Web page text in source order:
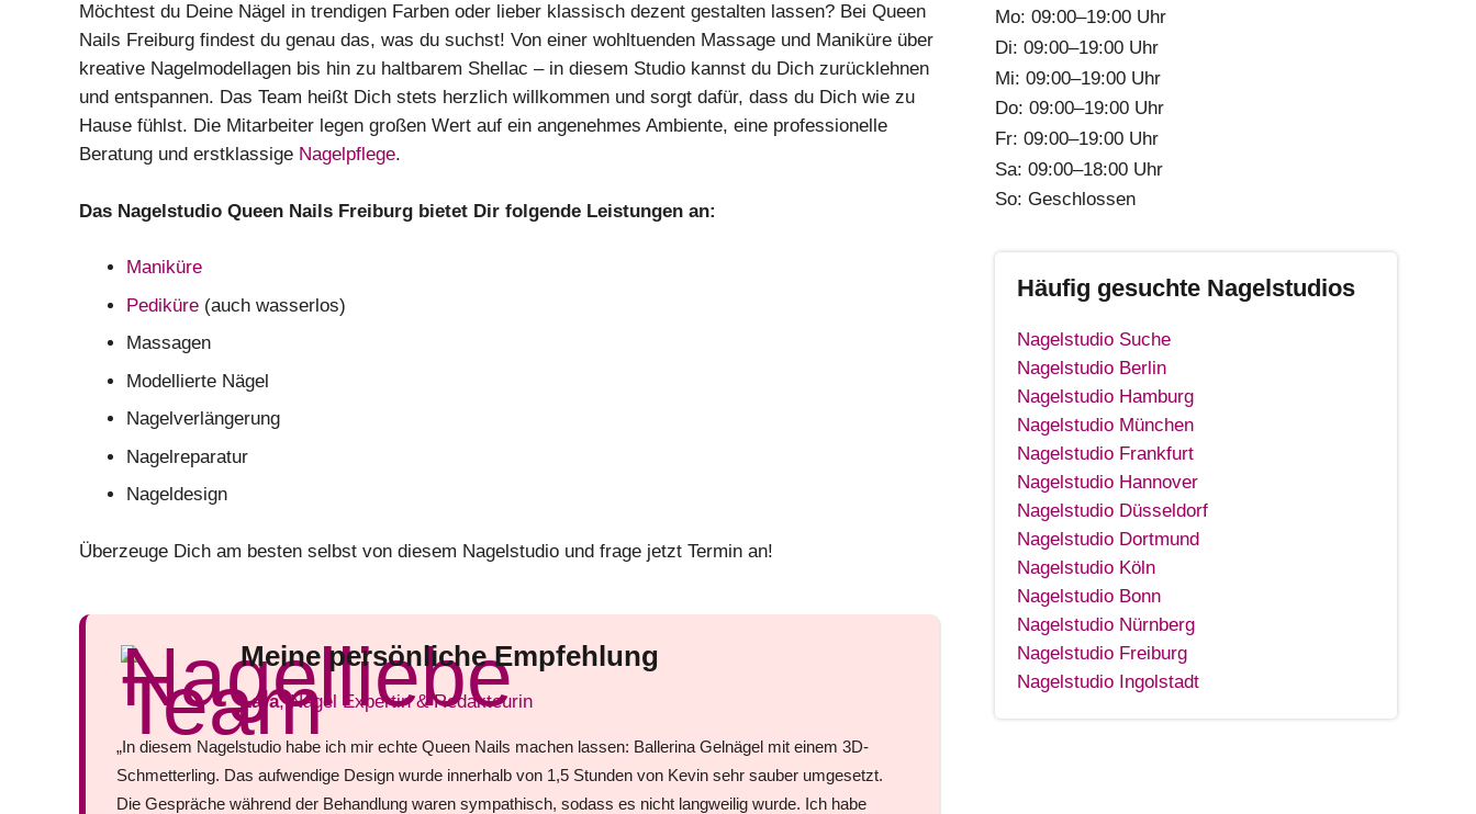
Möchtest du Deine Nägel in trendigen Farben oder lieber klassisch dezent gestalten lassen? Bei Queen
Nails Freiburg findest du genau das, was du suchst! Von einer wohltuenden Massage und Maniküre über
kreative Nagelmodellagen bis hin zu haltbarem Shellac – in diesem Studio kannst du Dich zurücklehnen
und entspannen. Das Team heißt Dich stets herzlich willkommen und sorgt dafür, dass du Dich wie zu
Hause fühlst. Die Mitarbeiter legen großen Wert auf ein angenehmes Ambiente, eine professionelle
Beratung und erstklassige Nagelpflege.
Das Nagelstudio Queen Nails Freiburg bietet Dir folgende Leistungen an:
Maniküre
Pediküre(auch wasserlos)
Massagen
Modellierte Nägel
Nagelverlängerung
Nagelreparatur
Nageldesign
Überzeuge Dich am besten selbst von diesem Nagelstudio und frage jetzt Termin an!
Meine persönliche Empfehlung
Lara, Nagel Expertin & Redakteurin
„In diesem Nagelstudio habe ich mir echte Queen Nails machen lassen: Ballerina Gelnägel mit einem 3D-
Schmetterling. Das aufwendige Design wurde innerhalb von 1,5 Stunden von Kevin sehr sauber umgesetzt.
Die Gespräche während der Behandlung waren sympathisch, sodass es nicht langweilig wurde. Ich habe
Mo: 09:00–19:00 Uhr
Di: 09:00–19:00 Uhr
Mi: 09:00–19:00 Uhr
Do: 09:00–19:00 Uhr
Fr: 09:00–19:00 Uhr
Sa: 09:00–18:00 Uhr
So: Geschlossen
Häufig gesuchte Nagelstudios
Nagelstudio Suche
Nagelstudio Berlin
Nagelstudio Hamburg
Nagelstudio München
Nagelstudio Frankfurt
Nagelstudio Hannover
Nagelstudio Düsseldorf
Nagelstudio Dortmund
Nagelstudio Köln
Nagelstudio Bonn
Nagelstudio Nürnberg
Nagelstudio Freiburg
Nagelstudio Ingolstadt